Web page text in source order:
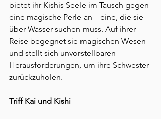
bietet ihr Kishis Seele im Tausch gegen
eine magische Perle an – eine, die sie
über Wasser suchen muss. Auf ihrer
Reise begegnet sie magischen Wesen
und stellt sich unvorstellbaren
Herausforderungen, um ihre Schwester
zurückzuholen.
Triff Kai und Kishi